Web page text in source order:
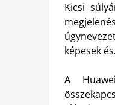
Kicsi
képesek
A